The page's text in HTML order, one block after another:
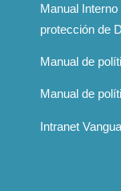
Manual
protección de
Manual de
Manual de
Intranet